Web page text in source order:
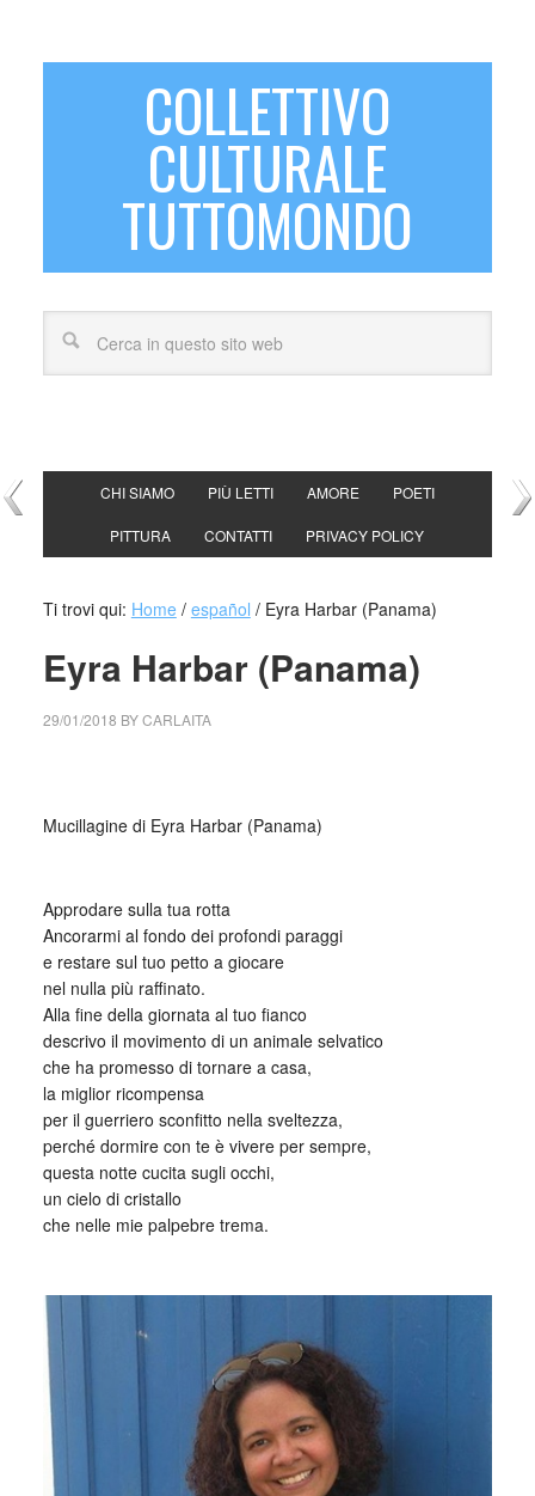
COLLETTIVO
CULTURALE
TUTTOMONDO
CHI SIAMO PIÙ LETTI AMORE POETI
PITTURA CONTATTI PRIVACY POLICY
Ti trovi qui: Home / español /Eyra Harbar (Panama)
Eyra Harbar (Panama)
29/01/2018 BYCARLAITA
Mucillagine di Eyra Harbar (Panama)
Approdare sulla tua rotta
Ancorarmi al fondo dei profondi paraggi
e restare sul tuo petto a giocare
nel nulla più raffinato.
Alla fine della giornata al tuo fianco
descrivo il movimento di un animale selvatico
che ha promesso di tornare a casa,
la miglior ricompensa
per il guerriero sconfitto nella sveltezza,
perché dormire con te è vivere per sempre,
questa notte cucita sugli occhi,
un cielo di cristallo
che nelle mie palpebre trema.